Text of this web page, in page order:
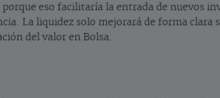
eso facilitaría la entrada de nuevos
La liquidez solo mejorará de forma clara
del valor en Bolsa.